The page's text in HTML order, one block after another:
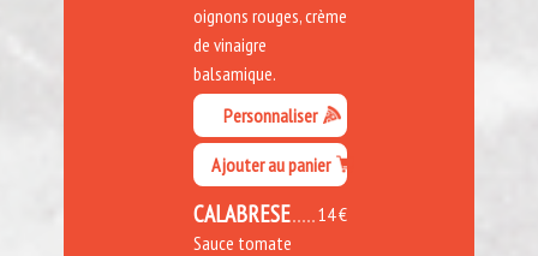
oignons rouges, crème
de vinaigre
balsamique.
Personnaliser
Ajouter au panier
14 €
CALABRESE
Sauce tomate